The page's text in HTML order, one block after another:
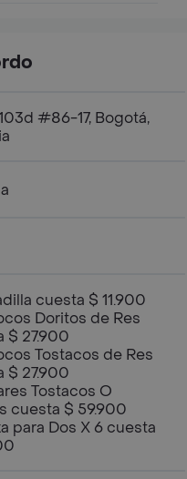
#86-17, Bogotá,
cuesta $ 11.900
Doritos de Res
$ 27.900
Tostacos de Res
$ 27.900
Tostacos O
cuesta $ 59.900
para Dos X 6 cuesta